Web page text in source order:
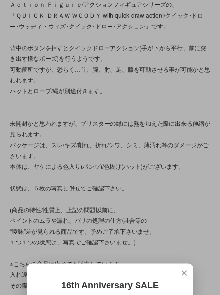
Ａｃｔｉｏｎ Ｆｉｇｕｒｅ/アクションフィギュアシリーズの、
「ＱＵＩＣＫ‐ＤＲＡＷ ＷＯＯＤＹ with quick‐draw action!/クイック･ドロ
ー･ウッディ・ウィズ･クイック･ドロー･アクション」です。
背中のボタンを押すとクイックドローアクション(手が下から平行、前に突
き出す様なポーズ)を行うようです。
可動箇所ですが、恐らく…首、腕、肘、足、膝を可動させる事が可能かと思
われます。
ハットとロープ/縄が別途付きます。
未開封かと思われますが、ブリスターの縁には熱を加えた際に出来る伸縮が
見られます。
パッケージは、スレ/キズ/削れ、折れ/シワ、シミ、薄汚れ等のダメージがご
ざいます。
本体は、ヤケによる色入り(パンツ)/色抜け(ハット)がございます。
状態は、５枚の写真と併せてご確認下さい。
(商品の特性/性質上、上記の問題以前に、
ペイントのムラや漏れ、バリの処理の仕方/具合等の
“曖昧”差が見られる商品です。予めご了承下さいませ。
１つ１つの状態は、写真でご確認下さいませ。)
※こちらの商品は店頭でも販売しています。
入れ違いで完売してしまう場合がございます。
その際はご容赦くださいませ。
×
16th Anniversary SALE